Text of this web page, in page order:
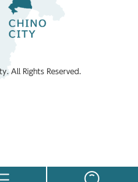
All Rights Reserved.